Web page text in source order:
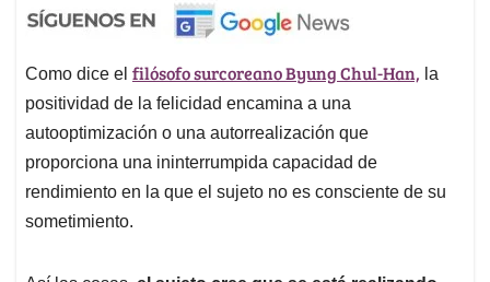
Como dice el filósofo surcoreano Byung Chul-Han, la
positividad de la felicidad encamina a una
autooptimización o una autorrealización que
proporciona una ininterrumpida capacidad de
rendimiento en la que el sujeto no es consciente de su
sometimiento.